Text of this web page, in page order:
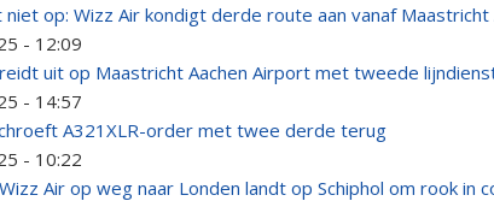
op: Wizz Air kondigt derde route aan vanaf Maastricht
- 12:09
uit op Maastricht Aachen Airport met tweede
- 14:57
A321XLR-order met twee derde terug
- 10:22
Air op weg naar Londen landt op Schiphol om rook in